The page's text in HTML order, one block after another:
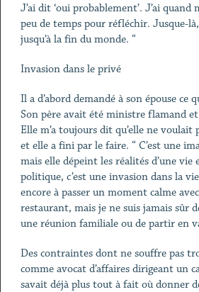
J’ai dit ‘oui probablement’. J’ai quand
peu de temps pour réfléchir. Jusque-
jusqu’à la fin du monde. “
Invasion dans le privé
Il a d’abord demandé à son épouse ce
Son père avait été ministre flamand et
Elle m’a toujours dit qu’elle ne voulait
et elle a fini par le faire. “ C’est une
mais elle dépeint les réalités d’une vie
politique, c’est une invasion dans la
encore à passer un moment calme
restaurant, mais je ne suis jamais sûr
une réunion familiale ou de partir en
Des contraintes dont ne souffre pas
comme avocat d’affaires dirigeant un
savait déjà plus tout à fait où donner